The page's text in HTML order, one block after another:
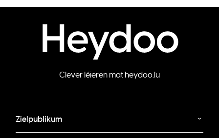
Clever léieren mat heydoo.lu
Zielpublikum